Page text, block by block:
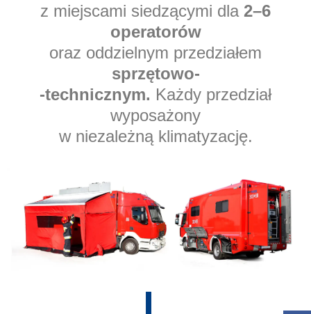
z miejscami siedzącymi dla 2–6
operatorów
oraz oddzielnym przedziałem
sprzętowo-
-technicznym. Każdy przedział
wyposażony
w niezależną klimatyzację.